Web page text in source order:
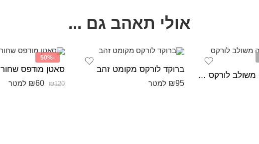
אולי תאהב גם ...
ברוקד קלוקה משולב לורקס מנטה
ברוקד לורקס מקומט זהב
₪95 למטר
-50%
סאטן מודפס שחור
₪120
₪60 למטר